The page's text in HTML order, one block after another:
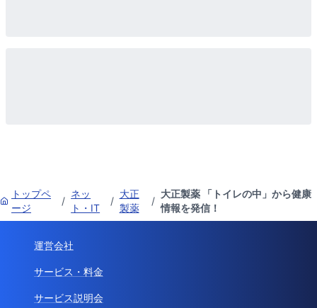
トップペ
ージ
/
ネッ
ト・IT
/
大正
製薬
/
大正製薬 「トイレの中」から健康
情報を発信！
運営会社
サービス・料金
サービス説明会